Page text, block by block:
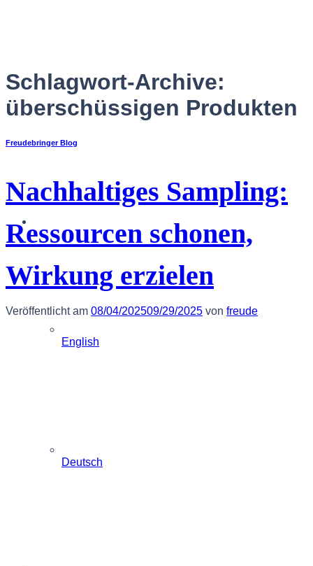
English
Deutsch
Schlagwort-Archive:
überschüssigen Produkten
Freudebringer Blog
Nachhaltiges Sampling:
Ressourcen schonen,
Wirkung erzielen
Veröffentlicht am 08/04/202509/29/2025 von freude